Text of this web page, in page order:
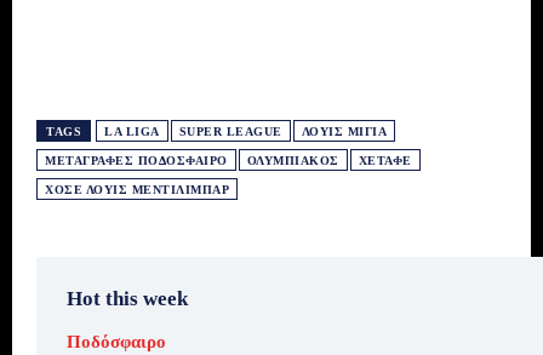
TAGS LA LIGA SUPER LEAGUE ΛΟΥΊΣ ΜΊΓΙΑ
ΜΕΤΑΓΡΑΦΈΣ ΠΟΔΌΣΦΑΙΡΟ ΟΛΥΜΠΙΑΚΌΣ ΧΕΤΆΦΕ
ΧΟΣΈ ΛΟΥΊΣ ΜΕΝΤΙΛΊΜΠΑΡ
Hot this week
Ποδόσφαιρο